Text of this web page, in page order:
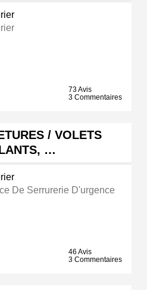
73 Avis
3 Commentaires
/ VOLETS
…
De Serrurerie D'urgence
46 Avis
3 Commentaires